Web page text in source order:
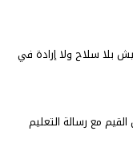
بلا سلاح ولا إرادة في
مع رسالة التعليم